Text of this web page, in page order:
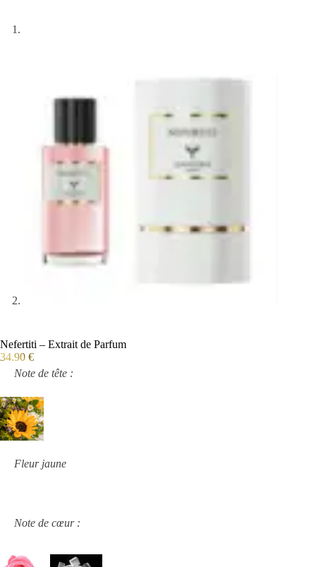
Nefertiti – Extrait de Parfum
34.90 €
Note de tête :
Fleur jaune
Note de cœur :